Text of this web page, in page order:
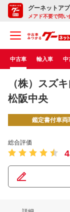
グーネットア
メアド不要で問い
中古車 輸入車 中
（株）スズ
松阪中央
鑑定書付車両
総合評価